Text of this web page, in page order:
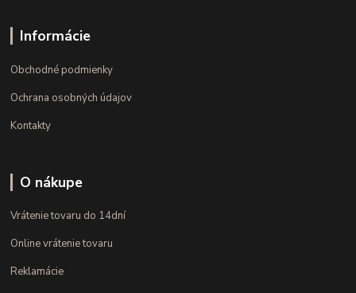
Informácie
Obchodné podmienky
Ochrana osobných údajov
Kontakty
O nákupe
Vrátenie tovaru do 14dní
Online vrátenie tovaru
Reklamácie